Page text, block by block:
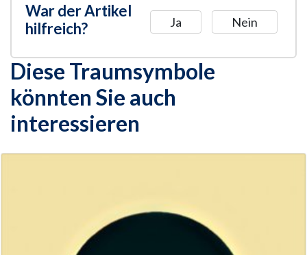
War der Artikel
hilfreich?
Ja Nein
Diese Traumsymbole
könnten Sie auch
interessieren